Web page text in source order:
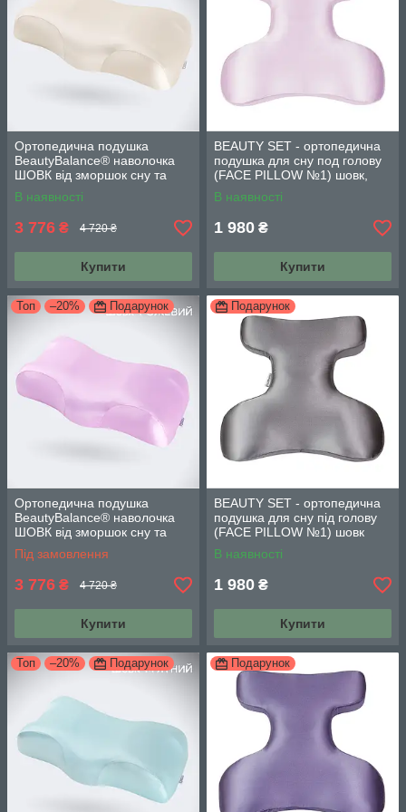
Ортопедична подушка
BeautyBalance® наволочка
ШОВК від зморшок сну та
ранкової набряклості,
бежевий
В наявності
3 776 ₴ 4 720 ₴
Купити
BEAUTY SET - ортопедична
подушка для сну под голову
(FACE PILLOW №1) шовк,
пудра
В наявності
1 980 ₴
Купити
Топ –20% Подарунок
Ортопедична подушка
BeautyBalance® наволочка
ШОВК від зморшок сну та
ранкової набряклості
Під замовлення
3 776 ₴ 4 720 ₴
Купити
Подарунок
BEAUTY SET - ортопедична
подушка для сну під голову
(FACE PILLOW №1) шовк
графітовий
В наявності
1 980 ₴
Купити
Топ –20% Подарунок Подарунок